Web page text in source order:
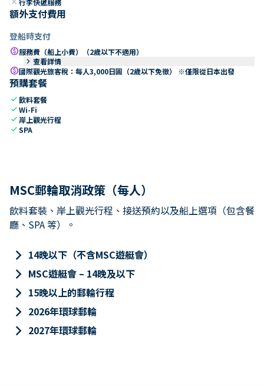
額外支付費用
登船時支付
paid服務費（船上小費）（2歲以下不適用）
keyboard_arrow_right 查看詳情
paid國際觀光旅客稅：每人3,000日圓（2歲以下免徵） ※僅限從日本出發
預購套餐
check飲料套餐
checkWi-Fi
check 岸上觀光行程
checkSPA
MSC郵輪取消政策（每人）
飲料套裝、岸上觀光行程、接送預約以及船上選項（包含餐
廳、SPA 等）。
keyboard_arrow_right 14晚以下（不含MSC遊艇會）
keyboard_arrow_right MSC遊艇會 – 14晚及以下
keyboard_arrow_right 15晚以上的郵輪行程
keyboard_arrow_right 2026年環球郵輪
keyboard_arrow_right 2027年環球郵輪